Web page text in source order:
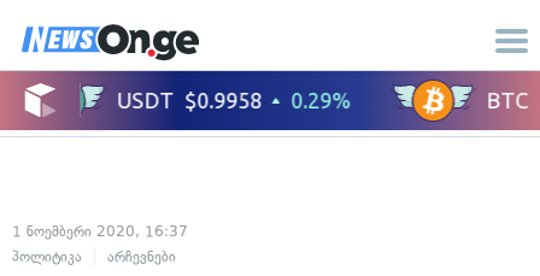
1 ნოემბერი 2020, 16:37
პოლიტიკა
არჩევნები